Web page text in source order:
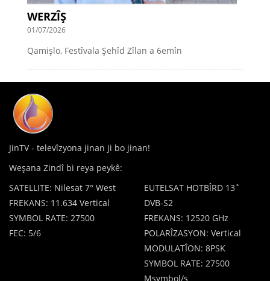
WERZÎŞ
01/07/2026
Qamişlo, Festîvala Şehîd Zîlan a 6emîn
JinTV - televîzyona jinan ji bo jinan!
Weşana Zindî bi reya peykê:
SATELLITE: Nilesat 7° West
FREKANS: 11.634 Vertical
SYMBOL RATE: 27500
FEC: 5/6
EUTELSAT HOTBÎRD 13˚
DVB-S2
FREKANS: 12520 GHz
POLARÎZASYON: Vertical
MODULATÎON: 8PSK
SYMBOL RATE: 27500
Msymbol/s